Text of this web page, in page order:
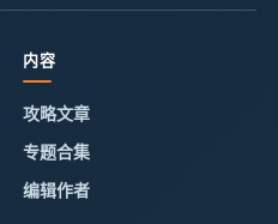
内容
攻略文章
专题合集
编辑作者